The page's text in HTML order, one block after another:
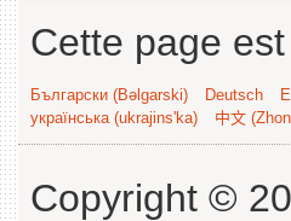
Cette page
Български (Bəlgarski) Deutsch
українська (ukrajins'ka)
中文
Copyright ©